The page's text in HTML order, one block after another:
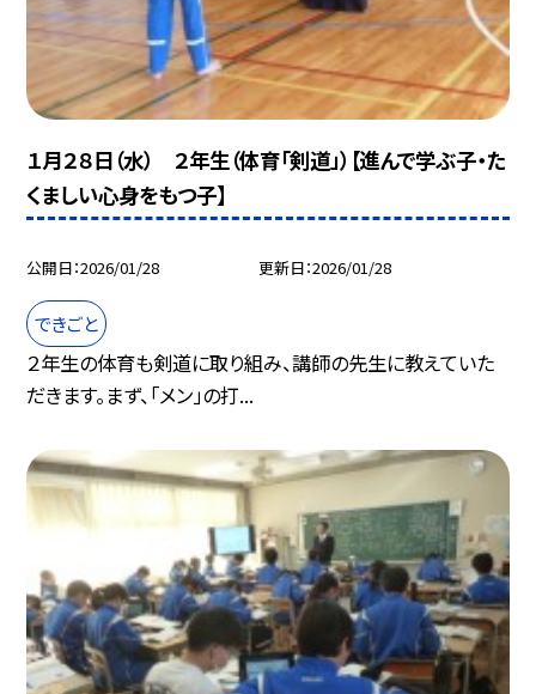
１月２８日（水） ２年生（体育「剣道」）【進んで学ぶ子・た
くましい心身をもつ子】
公開日 2026/01/28 更新日 2026/01/28
できごと
２年生の体育も剣道に取り組み、講師の先生に教えていた
だきます。まず、「メン」の打...